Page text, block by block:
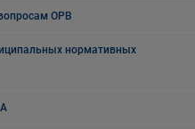
ОРВ
нормативных